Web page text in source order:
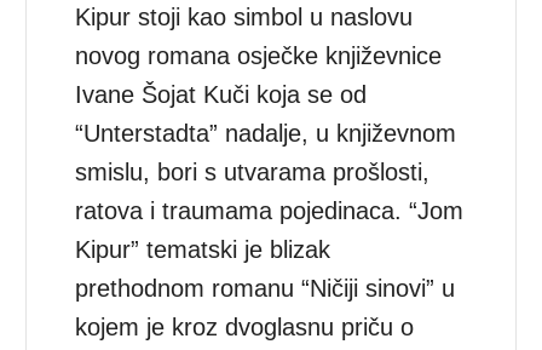
Kipur stoji kao simbol u naslovu
novog romana osječke književnice
Ivane Šojat Kuči koja se od
“Unterstadta” nadalje, u književnom
smislu, bori s utvarama prošlosti,
ratova i traumama pojedinaca. “Jom
Kipur” tematski je blizak
prethodnom romanu “Ničiji sinovi” u
kojem je kroz dvoglasnu priču o